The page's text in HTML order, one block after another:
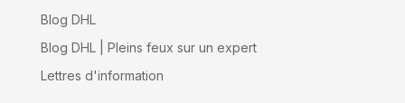
Blog DHL
Blog DHL | Pleins feux sur un expert
Lettres d'information